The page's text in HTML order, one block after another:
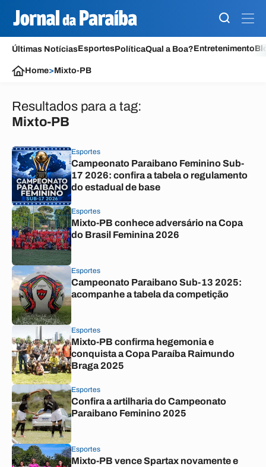
Últimas NotíciasEsportesPolíticaQual a Boa?Entretenimento
Home>Mixto-PB
Resultados para a tag:
Mixto-PB
Esportes
Campeonato Paraibano Feminino Sub-
17 2026: confira a tabela o regulamento
do estadual de base
Esportes
Mixto-PB conhece adversário na Copa
do Brasil Feminina 2026
Esportes
Campeonato Paraibano Sub-13 2025:
acompanhe a tabela da competição
Esportes
Mixto-PB confirma hegemonia e
conquista a Copa Paraíba Raimundo
Braga 2025
Esportes
Confira a artilharia do Campeonato
Paraibano Feminino 2025
Esportes
Mixto-PB vence Spartax novamente e